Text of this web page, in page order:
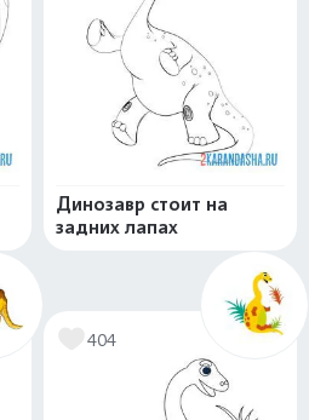
Динозавр стоит на
задних лапах
404